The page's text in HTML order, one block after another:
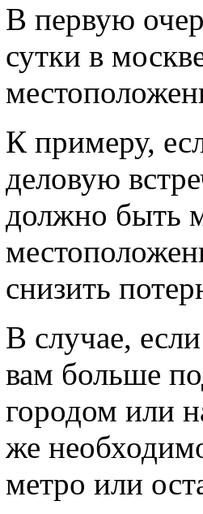
В первую
сутки в
К примеру,
деловую
должно быть
снизить
В случае,
вам больше
городом или
же
метро или